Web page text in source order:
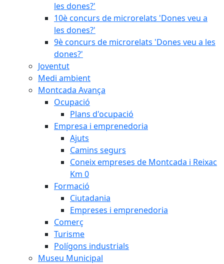
les dones?'
10è concurs de microrelats 'Dones veu a
les dones?'
9è concurs de microrelats 'Dones veu a les
dones?'
Joventut
Medi ambient
Montcada Avança
Ocupació
Plans d'ocupació
Empresa i emprenedoria
Ajuts
Camins segurs
Coneix empreses de Montcada i Reixac
Km 0
Formació
Ciutadania
Empreses i emprenedoria
Comerç
Turisme
Polígons industrials
Museu Municipal